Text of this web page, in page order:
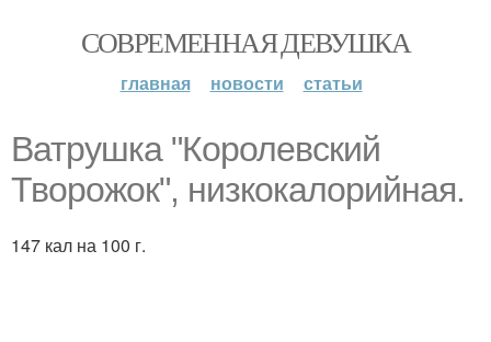
СОВРЕМЕННАЯ ДЕВУШКА
главная новости статьи
Ватрушка "Королевский
Творожок", низкокалорийная.
147 кал на 100 г.